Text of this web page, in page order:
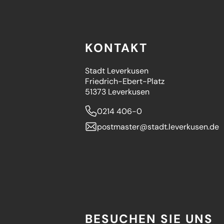
KONTAKT
Stadt Leverkusen
Friedrich-Ebert-Platz
51373 Leverkusen
0214 406-0
postmaster
stadt.leverkusende
BESUCHEN SIE UNS